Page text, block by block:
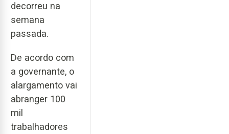
decorreu na
semana
passada.
De acordo com
a governante, o
alargamento vai
abranger 100
mil
trabalhadores